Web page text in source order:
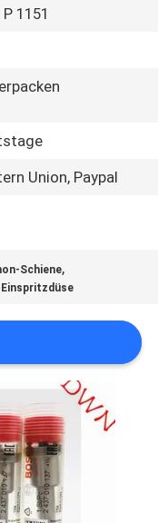
1151
Union, Paypal
Schiene,